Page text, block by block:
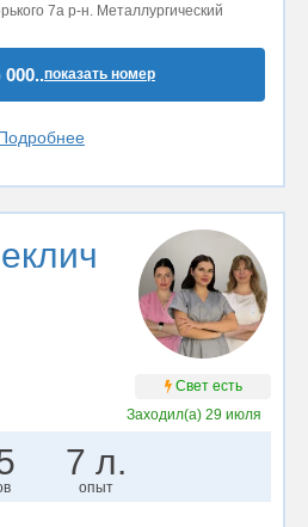
7а р-н. Металлургический
000..показать номер
Свет есть
Заходил(а)29 июля
7 л.
опыт